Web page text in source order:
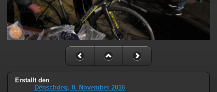
Erstallt den
Dënschdeg, 8. November 2016